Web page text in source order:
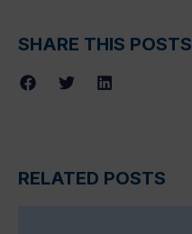
SHARE THIS POSTS
RELATED POSTS